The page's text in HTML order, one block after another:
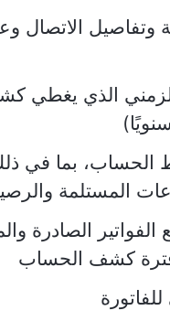
الاتصال
الذي يغطي
بما في
المستلمة
الفواتير الصادرة
فترة كشف الحساب